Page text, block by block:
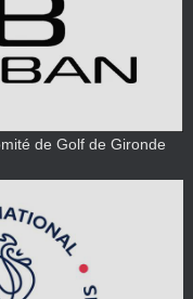
de Golf de Gironde